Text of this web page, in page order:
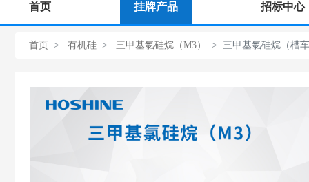
首页 挂牌产品 招标中心
首页 有机硅 三甲基氯硅烷（M3） 三甲基氯硅烷（槽